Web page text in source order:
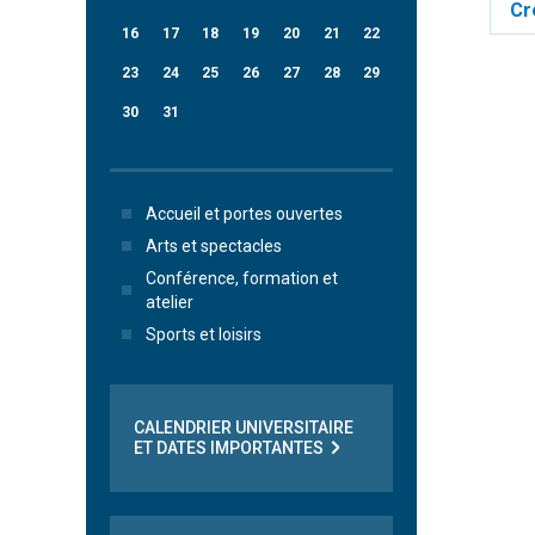
16 17 18 19 20 21 22
23 24 25 26 27 28 29
30 31
Accueil et portes ouvertes
Arts et spectacles
Conférence, formation et
atelier
Sports et loisirs
CALENDRIER UNIVERSITAIRE
ET DATES IMPORTANTES